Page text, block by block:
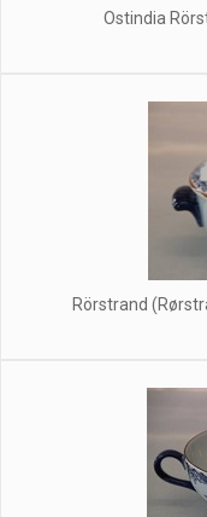
Ostindia
Rörstrand